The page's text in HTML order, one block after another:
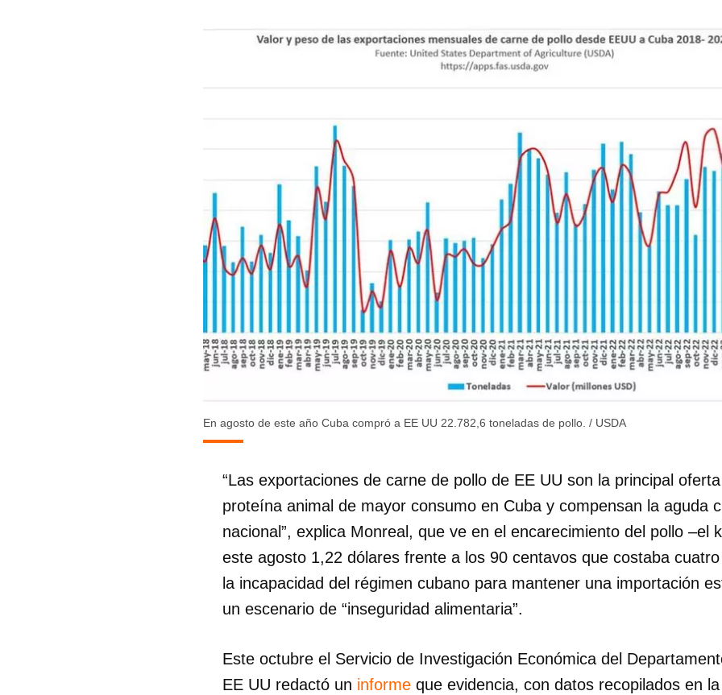
Guardar como favorito
Para poder guardar como favorito, primero has de iniciar sesión
cuenta de 14ymedio.
En agosto de este año Cuba compró a EE UU 22.782,6 toneladas de pollo. / USDA
“Las exportaciones de carne de pollo de EE UU son la principal
proteína animal de mayor consumo en Cuba y compensan la aguda
nacional”, explica Monreal, que ve en el encarecimiento del pollo –el
este agosto 1,22 dólares frente a los 90 centavos que costaba
la incapacidad del régimen cubano para mantener una importación
un escenario de “inseguridad alimentaria”.
Este octubre el Servicio de Investigación Económica del
EE UU redactó un informe que evidencia, con datos recopilados en